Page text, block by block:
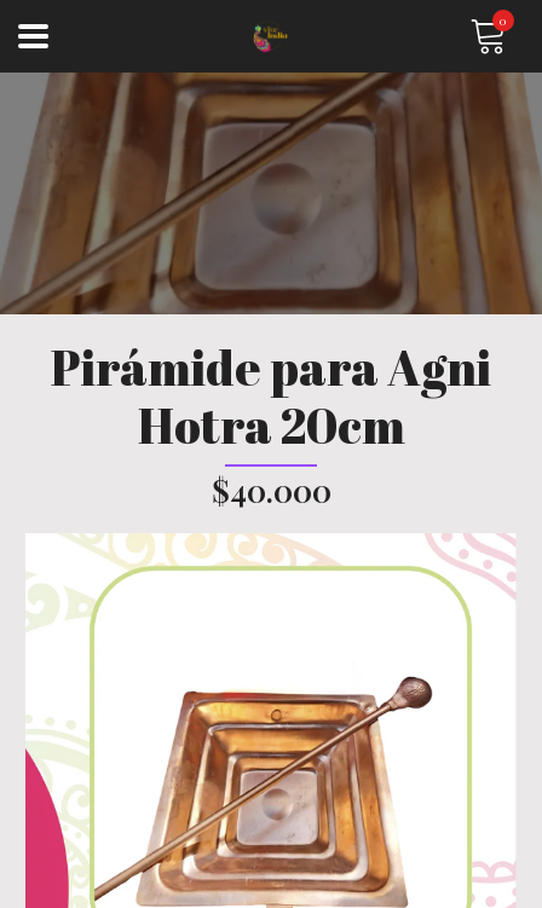
0
Pirámide para Agni
Hotra 20cm
$40.000